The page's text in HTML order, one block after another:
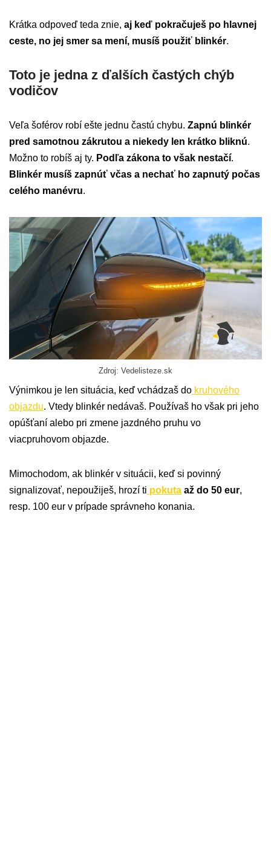
Krátka odpoveď teda znie, aj keď pokračuješ po hlavnej
ceste, no jej smer sa mení, musíš použiť blinkér.
Toto je jedna z ďalších častých chýb
vodičov
Veľa šoférov robí ešte jednu častú chybu. Zapnú blinkér
pred samotnou zákrutou a niekedy len krátko bliknú.
Možno to robíš aj ty. Podľa zákona to však nestačí.
Blinkér musíš zapnúť včas a nechať ho zapnutý počas
celého manévru.
Zdroj: Vedelisteze.sk
Výnimkou je len situácia, keď vchádzaš do kruhového
objazdu. Vtedy blinkér nedávaš. Používaš ho však pri jeho
opúšťaní alebo pri zmene jazdného pruhu vo
viacpruhovom objazde.
Mimochodom, ak blinkér v situácii, keď si povinný
signalizovať, nepoužiješ, hrozí ti pokuta až do 50 eur,
resp. 100 eur v prípade správneho konania.